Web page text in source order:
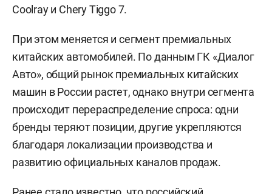
Coolray и Chery Tiggo 7.
При этом меняется и сегмент премиальных
китайских автомобилей. По данным ГК «Диалог
Авто», общий рынок премиальных китайских
машин в России растет, однако внутри сегмента
происходит перераспределение спроса: одни
бренды теряют позиции, другие укрепляются
благодаря локализации производства и
развитию официальных каналов продаж.